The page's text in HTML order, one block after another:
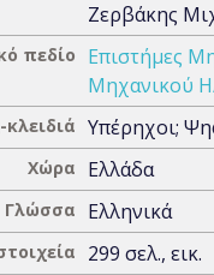
Ζερβάκης
πεδίο Επιστήμες
Μηχανικού
κλειδιά Υπέρηχοι;
Χώρα Ελλάδα
Γλώσσα Ελληνικά
299 σελ., εικ.